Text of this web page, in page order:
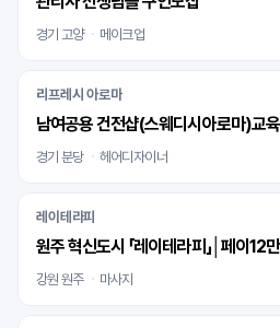
경기 고양 메이크업
리프레시 아로마
경기 분당 헤어디자이너
레이테라피
원주 혁신도시 「레이테라피」│페이
강원 원주 마사지